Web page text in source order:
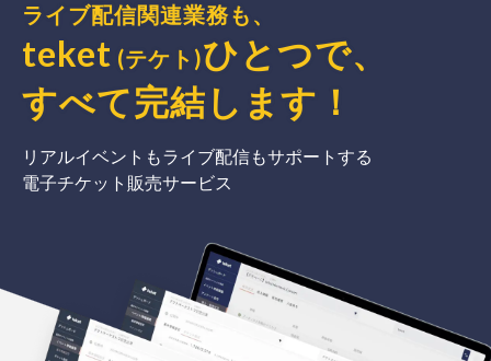
ライブ配信関連業務も、
teket (テケト)ひとつで、
すべて完結 します ！
リアルイベントもライブ配信もサポートする
電子チケット販売サービス